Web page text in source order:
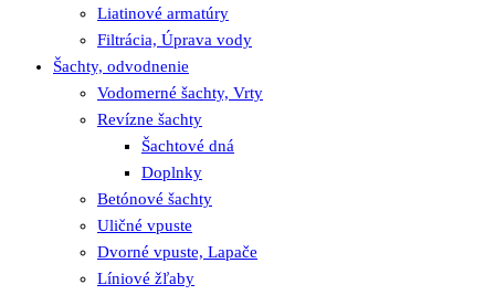
Liatinové armatúry
Filtrácia, Úprava vody
Šachty, odvodnenie
Vodomerné šachty, Vrty
Revízne šachty
Šachtové dná
Doplnky
Betónové šachty
Uličné vpuste
Dvorné vpuste, Lapače
Líniové žľaby